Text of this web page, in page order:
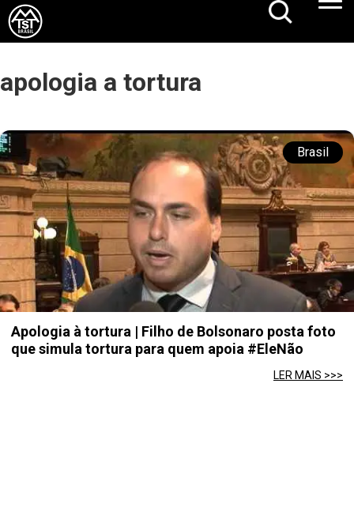
apologia a tortura
Brasil
Apologia à tortura | Filho de Bolsonaro posta foto
que simula tortura para quem apoia #EleNão
LER MAIS >>>